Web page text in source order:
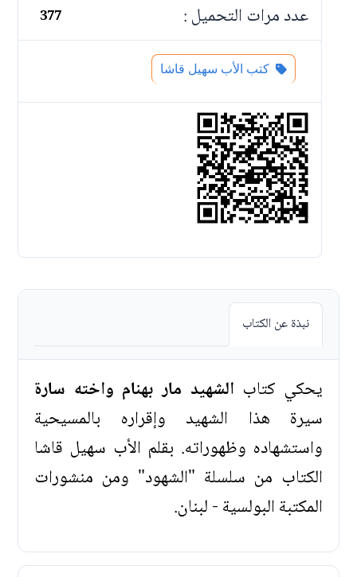
عدد مرات التحميل : 377
كتب الأب سهيل قاشا
نبذة عن الكتاب
يحكي كتاب الشهيد مار بهنام واخته سارة
سيرة هذا الشهيد وإقراره بالمسيحية
واستشهاده وظهوراته. بقلم الأب سهيل قاشا
الكتاب من سلسلة "الشهود" ومن منشورات
المكتبة البولسية - لبنان.